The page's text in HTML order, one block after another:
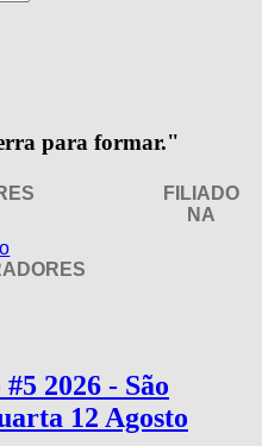
para formar."
FILIADO
NA
2026 - São
12 Agosto